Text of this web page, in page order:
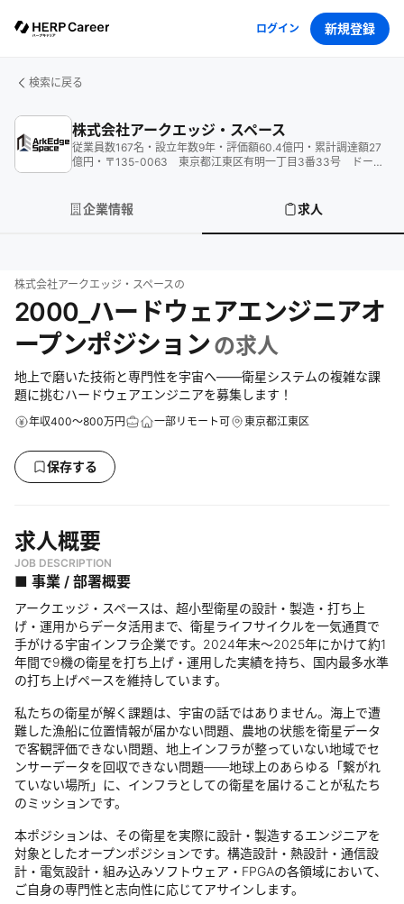
ログイン 新規登録
検索に戻る
株式会社アークエッジ・スペース
従業員数167名 ・ 設立年数9年 ・ 評価額60.4億円 ・ 累計調達額27
億円 ・ 〒135-0063 東京都江東区有明一丁目3番33号 ドーム
企業情報 求人
株式会社アークエッジ・スペースの
2000_ハードウェアエンジニアオ
ープンポジションの求人
地上で磨いた技術と専門性を宇宙へ——衛星システムの複雑な課
題に挑むハードウェアエンジニアを募集します！
年収400～800万円 一部リモート可 東京都江東区
保存する
求人概要
JOB DESCRIPTION
■ 事業 / 部署概要
アークエッジ・スペースは、超小型衛星の設計・製造・打ち上
げ・運用からデータ活用まで、衛星ライフサイクルを一気通貫で
手がける宇宙インフラ企業です。2024年末〜2025年にかけて約1
年間で9機の衛星を打ち上げ・運用した実績を持ち、国内最多水準
の打ち上げペースを維持しています。
私たちの衛星が解く課題は、宇宙の話ではありません。海上で遭
難した漁船に位置情報が届かない問題、農地の状態を衛星データ
で客観評価できない問題、地上インフラが整っていない地域でセ
ンサーデータを回収できない問題——地球上のあらゆる「繋がれ
ていない場所」に、インフラとしての衛星を届けることが私たち
のミッションです。
本ポジションは、その衛星を実際に設計・製造するエンジニアを
対象としたオープンポジションです。構造設計・熱設計・通信設
計・電気設計・組み込みソフトウェア・FPGAの各領域において、
ご自身の専門性と志向性に応じてアサインします。